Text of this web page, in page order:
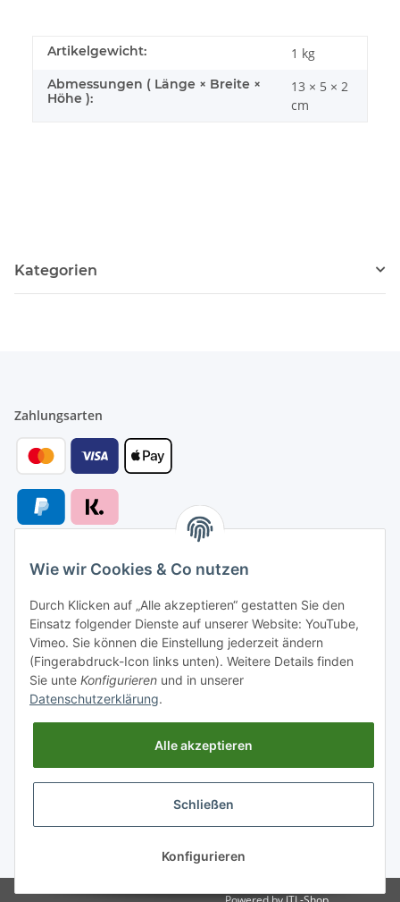
Artikelgewicht: 1 kg
Abmessungen ( Länge × Breite ×
Höhe ):
13 × 5 × 2
cm
Kategorien
Zahlungsarten
Versandarten
Versand nach
Gesetzliche Informationen
* Alle Preise inkl. gesetzlicher USt., zzgl.Versand
Wie wir Cookies & Co nutzen
Durch Klicken auf „Alle akzeptieren“ gestatten Sie den
Einsatz folgender Dienste auf unserer Website: YouTube,
Vimeo. Sie können die Einstellung jederzeit ändern
(Fingerabdruck-Icon links unten). Weitere Details finden
Sie unte Konfigurieren und in unserer
Datenschutzerklärung.
Alle akzeptieren
Schließen
Konfigurieren